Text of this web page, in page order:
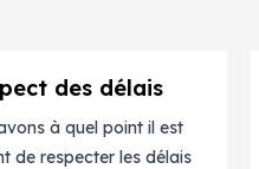
des délais
à quel point il est
de respecter les délais